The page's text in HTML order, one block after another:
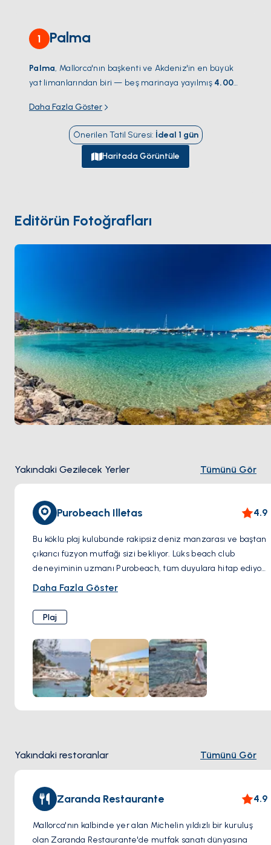
1 Palma
Palma, Mallorca'nın başkenti ve Akdeniz'in en büyük
yat limanlarından biri — beş marinaya yayılmış 4.000
megayat merkezi dahil. Eski Şehir sahilden ortaçağ
merkezine tırmanıyor; bal renkli Mallorca kumtaşıyla
inşa edilmiş 14. yüzyıldan kalma La Seu katedrali
hâkimiyetinde — dünyanın en büyük Gotik gül
penceresine sahip. Liman kenarı passeigi arkasındaki
Palma, herhangi bir Mallorca rotası için doğal kalkış
noktası. Sezon Nisan ile Ekim arası açık.
Daha Fazla Göster
Önerilen Tatil Süresi: İdeal 1 gün
Haritada Görüntüle
Editörün Fotoğrafları
Yakındaki Gezilecek Yerler Tümünü Gör
Purobeach Illetas 4.9
Bu köklü plaj kulübünde rakipsiz deniz manzarası ve baştan
çıkarıcı füzyon mutfağı sizi bekliyor. Lüks beach club
deneyiminin uzmanı Purobeach, tüm duyulara hitap ediyor.
Nefis mutfağının yanı sıra Purobeach, uzanmak ve sakin
kumlu ve kristal berraklığında sulara sahip el değmemiş bir
plaja sahiptir.
Daha Fazla Göster
Plaj
Yakındaki restoranlar Tümünü Gör
Zaranda Restaurante 4.9
Mallorca'nın kalbinde yer alan Michelin yıldızlı bir kuruluş
olan Zaranda Restaurante'de mutfak sanatı dünyasına